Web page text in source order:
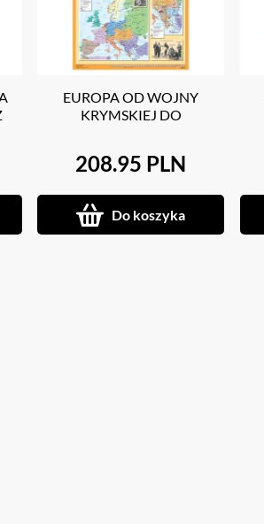
EUROPA OD WOJNY
KRYMSKIEJ DO
WYBUCHEM I WOJNY
208.95 PLN
Do koszyka